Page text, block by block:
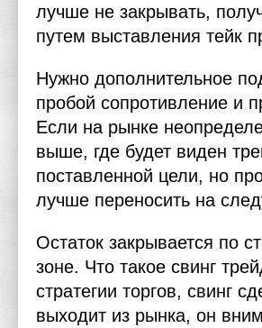
лучше не закрывать,
путем выставления тейк
Нужно дополнительное
пробой сопротивление и
Если на рынке
выше, где будет виден
поставленной цели, но
лучше переносить на
Остаток закрывается по
зоне. Что такое свинг
стратегии торгов, свинг
выходит из рынка, он